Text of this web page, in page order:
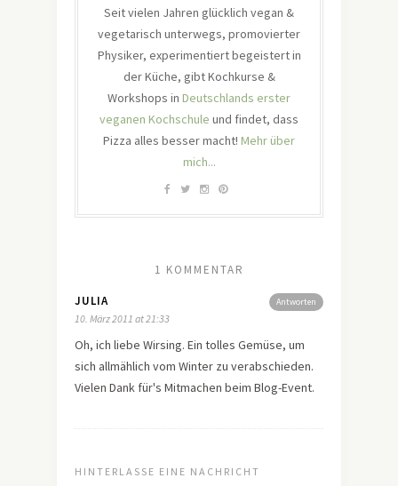
Seit vielen Jahren glücklich vegan &
vegetarisch unterwegs, promovierter
Physiker, experimentiert begeistert in
der Küche, gibt Kochkurse &
Workshops in Deutschlands erster
veganen Kochschule und findet, dass
Pizza alles besser macht! Mehr über
mich...
1 KOMMENTAR
Antworten
JULIA
10. März 2011 at 21:33
Oh, ich liebe Wirsing. Ein tolles Gemüse, um
sich allmählich vom Winter zu verabschieden.
Vielen Dank für's Mitmachen beim Blog-Event.
HINTERLASSE EINE NACHRICHT